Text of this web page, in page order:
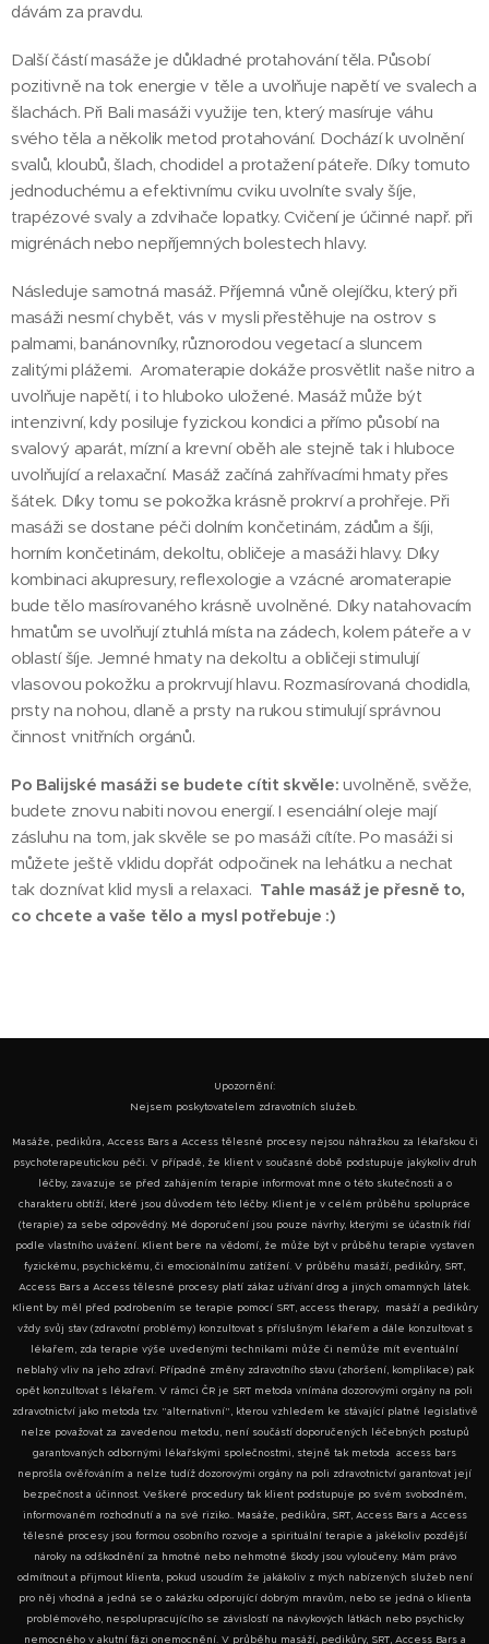
dávám za pravdu.
Další částí masáže je důkladné protahování těla. Působí
pozitivně na tok energie v těle a uvolňuje napětí ve svalech a
šlachách. Při Bali masáži využije ten, který masíruje váhu
svého těla a několik metod protahování. Dochází k uvolnění
svalů, kloubů, šlach, chodidel a protažení páteře. Díky tomuto
jednoduchému a efektivnímu cviku uvolníte svaly šíje,
trapézové svaly a zdvihače lopatky. Cvičení je účinné např. při
migrénách nebo nepříjemných bolestech hlavy.
Následuje samotná masáž. Příjemná vůně olejíčku, který při
masáži nesmí chybět, vás v mysli přestěhuje na ostrov s
palmami, banánovníky, různorodou vegetací a sluncem
zalitými plážemi. Aromaterapie dokáže prosvětlit naše nitro a
uvolňuje napětí, i to hluboko uložené. Masáž může být
intenzivní, kdy posiluje fyzickou kondici a přímo působí na
svalový aparát, mízní a krevní oběh ale stejně tak i hluboce
uvolňující a relaxační. Masáž začíná zahřívacími hmaty přes
šátek. Díky tomu se pokožka krásně prokrví a prohřeje. Při
masáži se dostane péči dolním končetinám, zádům a šíji,
horním končetinám, dekoltu, obličeje a masáži hlavy. Díky
kombinaci akupresury, reflexologie a vzácné aromaterapie
bude tělo masírovaného krásně uvolněné. Díky natahovacím
hmatům se uvolňují ztuhlá místa na zádech, kolem páteře a v
oblastí šíje. Jemné hmaty na dekoltu a obličeji stimulují
vlasovou pokožku a prokrvují hlavu. Rozmasírovaná chodidla,
prsty na nohou, dlaně a prsty na rukou stimulují správnou
činnost vnitřních orgánů.
Po Balijské masáži se budete cítit skvěle: uvolněně, svěže,
budete znovu nabiti novou energií. I esenciální oleje mají
zásluhu na tom, jak skvěle se po masáži cítíte. Po masáži si
můžete ještě vklidu dopřát odpočinek na lehátku a nechat
tak doznívat klid mysli a relaxaci. Tahle masáž je přesně to,
co chcete a vaše tělo a mysl potřebuje :)
Upozornění:
Nejsem poskytovatelem zdravotních služeb.
Masáže, pedikůra, Access Bars a Access tělesné procesy nejsou náhražkou za lékařskou či
psychoterapeutickou péči. V případě, že klient v současné době podstupuje jakýkoliv druh
léčby, zavazuje se před zahájením terapie informovat mne o této skutečnosti a o
charakteru obtíží, které jsou důvodem této léčby. Klient je v celém průběhu spolupráce
(terapie) za sebe odpovědný. Mé doporučení jsou pouze návrhy, kterými se účastník řídí
podle vlastního uvážení. Klient bere na vědomí, že může být v průběhu terapie vystaven
fyzickému, psychickému, či emocionálnímu zatížení. V průběhu masáží, pedikůry, SRT,
Access Bars a Access tělesné procesy platí zákaz užívání drog a jiných omamných látek.
Klient by měl před podrobením se terapie pomocí SRT, access therapy, masáží a pedikůry
vždy svůj stav (zdravotní problémy) konzultovat s příslušným lékařem a dále konzultovat s
lékařem, zda terapie výše uvedenými technikami může či nemůže mít eventuální
neblahý vliv na jeho zdraví. Případné změny zdravotního stavu (zhoršení, komplikace) pak
opět konzultovat s lékařem. V rámci ČR je SRT metoda vnímána dozorovými orgány na poli
zdravotnictví jako metoda tzv. "alternativní", kterou vzhledem ke stávající platné legislativě
nelze považovat za zavedenou metodu, není součástí doporučených léčebných postupů
garantovaných odbornými lékařskými společnostmi, stejně tak metoda access bars
neprošla ověřováním a nelze tudíž dozorovými orgány na poli zdravotnictví garantovat její
bezpečnost a účinnost. Veškeré procedury tak klient podstupuje po svém svobodném,
informovaném rozhodnutí a na své riziko.. Masáže, pedikůra, SRT, Access Bars a Access
tělesné procesy jsou formou osobního rozvoje a spirituální terapie a jakékoliv pozdější
nároky na odškodnění za hmotné nebo nehmotné škody jsou vyloučeny. Mám právo
odmítnout a přijmout klienta, pokud usoudím že jakákoliv z mých nabízených služeb není
pro něj vhodná a jedná se o zakázku odporující dobrým mravům, nebo se jedná o klienta
problémového, nespolupracujícího se závislostí na návykových látkách nebo psychicky
nemocného v akutní fázi onemocnění. V průběhu masáží, pedikůry, SRT, Access Bars a